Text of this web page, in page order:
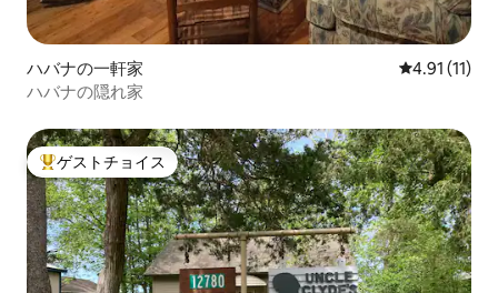
ハバナの一軒家 レビュー11
4.91 (11)
ハバナの隠れ家
大好評のゲストチョイスです。
ゲストチョイス